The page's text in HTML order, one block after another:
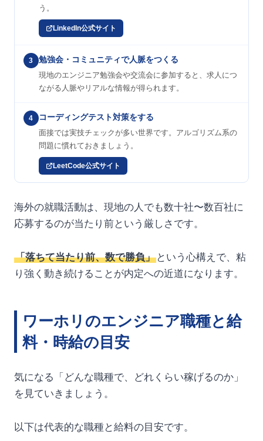
う。
LinkedIn公式サイト
3 勉強会・コミュニティで人脈をつくる
現地のエンジニア勉強会や交流会に参加すると、求人につ
ながる人脈やリアルな情報が得られます。
4 コーディングテスト対策をする
面接では実技チェックが多い世界です。アルゴリズム系の
問題に慣れておきましょう。
LeetCode公式サイト
海外の就職活動は、現地の人でも数十社〜数百社に
応募するのが当たり前という厳しさです。
「落ちて当たり前、数で勝負」という心構えで、粘
り強く動き続けることが内定への近道になります。
ワーホリのエンジニア職種と給
料・時給の目安
気になる「どんな職種で、どれくらい稼げるのか」
を見ていきましょう。
以下は代表的な職種と給料の目安です。